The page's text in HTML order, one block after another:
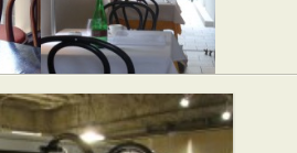
イル ヴィ